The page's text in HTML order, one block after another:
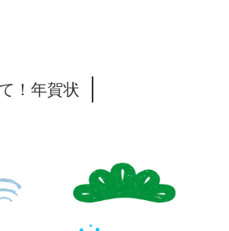
！年賀状